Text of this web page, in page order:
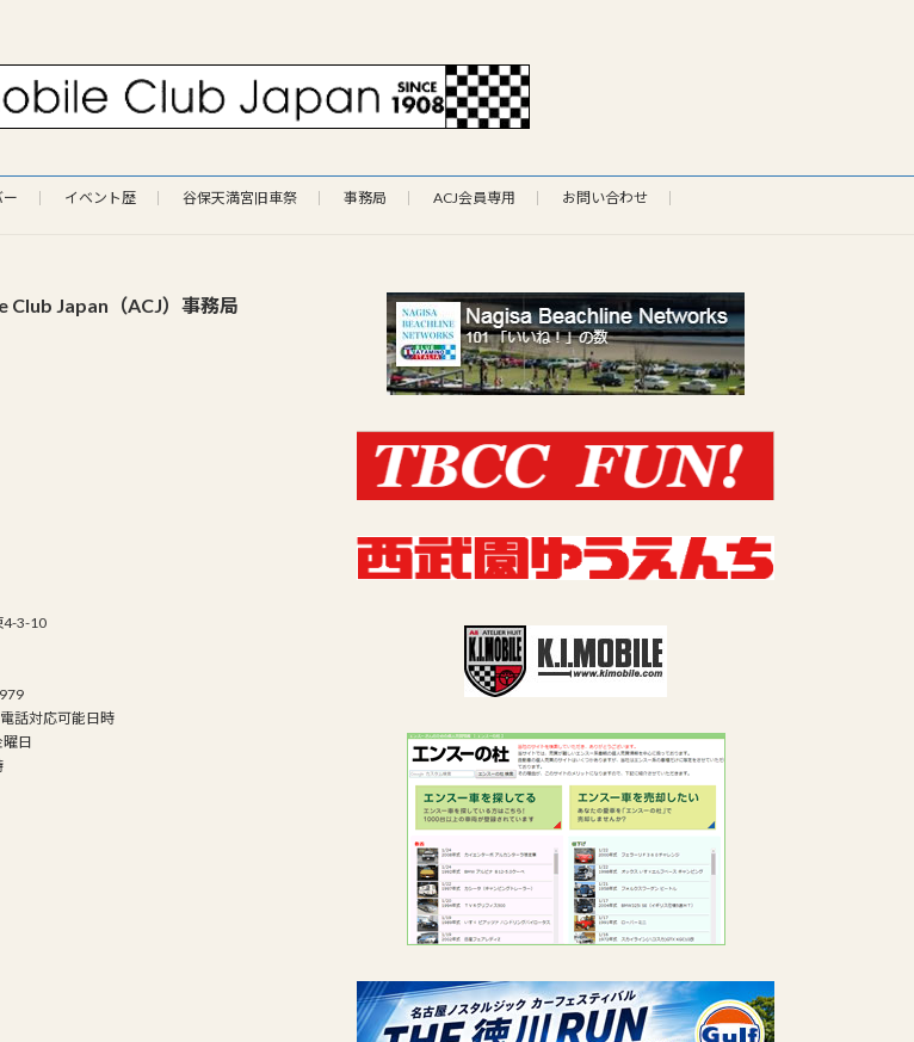
イベント歴 谷保天満宮旧車祭 事務局 ACJ会員専用
お問い合わせ
Club Japan（ACJ）事務局
4-3-10
話対応可能日時
日